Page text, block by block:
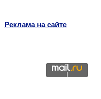
Реклама на сайте